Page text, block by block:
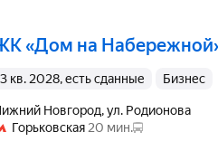
ЖК «Дом на
3 кв. 2028, есть сданные бизнес
Горьковская 20 мин.
Новгород,ул. Родионова